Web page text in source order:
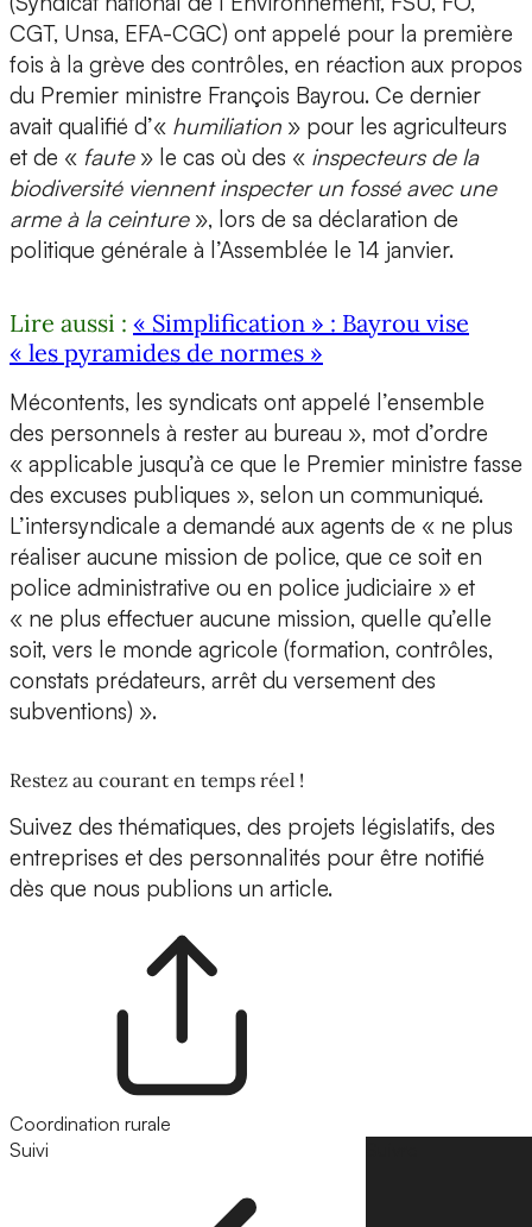
CGT, Unsa, EFA-CGC) ont appelé pour la première
fois à la grève des contrôles, en réaction aux propos
du Premier ministre François Bayrou. Ce dernier
avait qualifié d’« humiliation » pour les agriculteurs
et de « faute» le cas où des « inspecteurs de la
biodiversité viennent inspecter un fossé avec une
arme à la ceinture», lors de sa déclaration de
politique générale à l’Assemblée le 14 janvier.
Lire aussi : « Simplification » : Bayrou vise
« les pyramides de normes »
Mécontents, les syndicats ont appelé l’ensemble
des personnels à rester au bureau », mot d’ordre
« applicable jusqu’à ce que le Premier ministre fasse
des excuses publiques », selon un communiqué.
L’intersyndicale a demandé aux agents de « ne plus
réaliser aucune mission de police, que ce soit en
police administrative ou en police judiciaire » et
« ne plus effectuer aucune mission, quelle qu’elle
soit, vers le monde agricole (formation, contrôles,
constats prédateurs, arrêt du versement des
subventions) ».
Restez au courant en temps réel !
Suivez des thématiques, des projets législatifs, des
entreprises et des personnalités pour être notifié
dès que nous publions un article.
Coordination rurale
Suivi